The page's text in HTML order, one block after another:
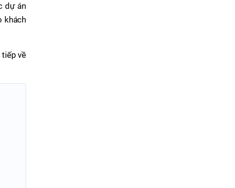
dự án
khách
tiếp về